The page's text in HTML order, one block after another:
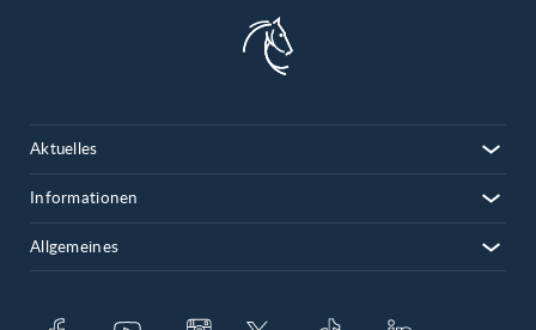
Aktuelles
Informationen
Allgemeines